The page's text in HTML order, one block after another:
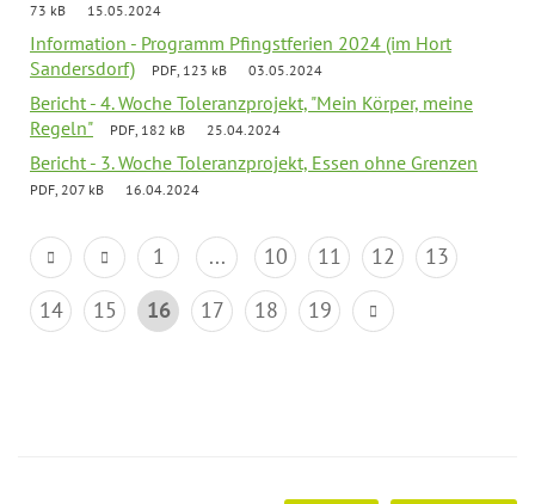
73 kB
15.05.2024
Information - Programm Pfingstferien 2024 (im Hort
Sandersdorf)
PDF, 123 kB 03.05.2024
Bericht - 4. Woche Toleranzprojekt, "Mein Körper, meine
Regeln"
PDF, 182 kB 25.04.2024
Bericht - 3. Woche Toleranzprojekt, Essen ohne Grenzen
PDF, 207 kB 16.04.2024
1 ... 10 11 12
13
14
15 16 17 18 19